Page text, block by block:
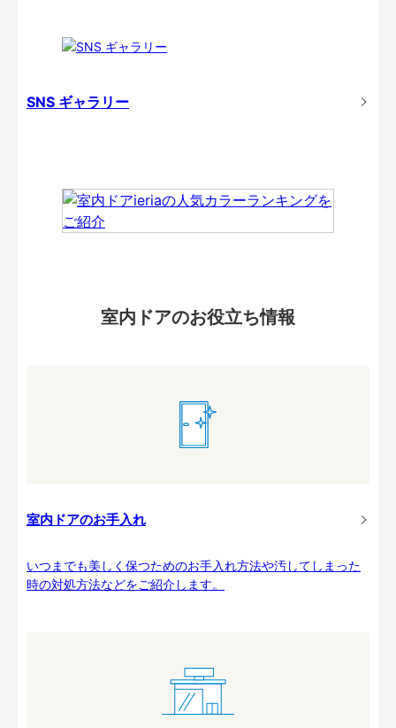
SNS ギャラリー
室内ドアのお役立ち情報
室内ドアのお手入れ
いつまでも美しく保つためのお手入れ方法や汚してしまった
時の対処方法などをご紹介します。